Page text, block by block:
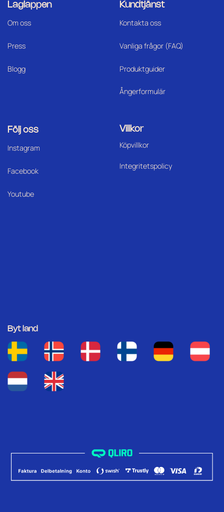
Laglappen
Om oss
Press
Blogg
Kundtjänst
Kontakta oss
Vanliga frågor (FAQ)
Produktguider
Ångerformulär
Följ oss
Instagram
Facebook
Youtube
Villkor
Köpvillkor
Integritetspolicy
Byt land